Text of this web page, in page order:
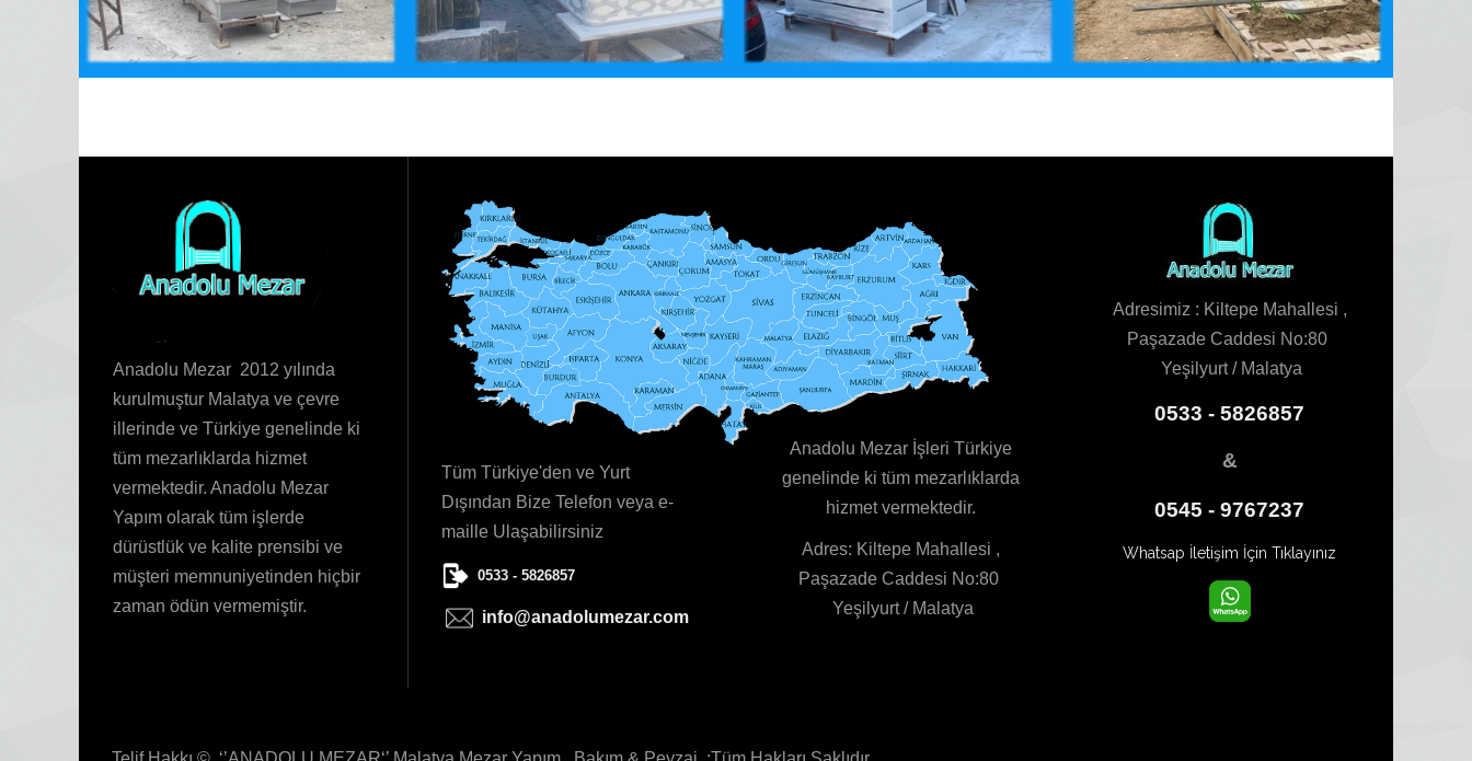
Anadolu Mezar 2012 yılında
kurulmuştur Malatya ve çevre
illerinde ve Türkiye genelinde ki
tüm mezarlıklarda hizmet
vermektedir. Anadolu Mezar
Yapım olarak tüm işlerde
dürüstlük ve kalite prensibi ve
müşteri memnuniyetinden hiçbir
zaman ödün vermemiştir.
Tüm Türkiye'den ve Yurt
Dışından Bize Telefon veya e-
maille Ulaşabilirsiniz
0533 - 5826857
info@anadolumezar.com
Anadolu Mezar İşleri Türkiye
genelinde ki tüm mezarlıklarda
hizmet vermektedir.
Adres: Kiltepe Mahallesi ,
Paşazade Caddesi No:80
Yeşilyurt / Malatya
Adresimiz : Kiltepe Mahallesi ,
Paşazade Caddesi No:80
Yeşilyurt / Malatya
0533 - 5826857
&
0545 - 9767237
Whatsap İletişim İçin Tıklayınız